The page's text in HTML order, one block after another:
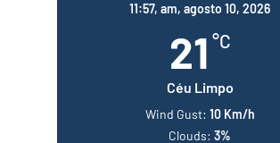
11:57, am, agosto 10, 2026
21 °C
Céu Limpo
Wind Gust: 10 Km/h
Clouds: 3%